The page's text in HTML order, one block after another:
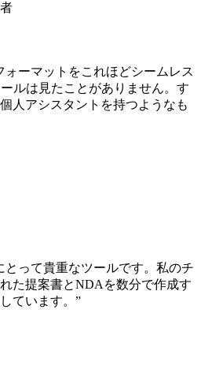
ォーマットをこれほどシームレス
ルは見たことがありません。す
人アシスタントを持つようなも
とって貴重なツールです。私のチ
た提案書とNDAを数分で作成す
ています。 ”